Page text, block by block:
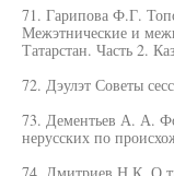
71. Гарипова Ф.Г.
Межэтнические и
Татарстан. Часть 2.
72. Дэулэт Советы
73. Дементьев А. А.
нерусских по